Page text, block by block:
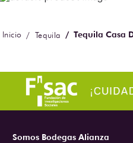
Tequila Tequila Casa
Somos Bodegas Alianza